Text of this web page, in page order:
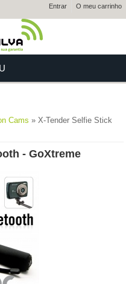
Entrar O meu carrinho
Cams » X-Tender Selfie Stick
- GoXtreme